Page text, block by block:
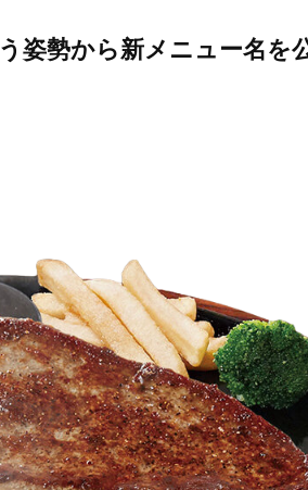
姿勢から新メニュー名を